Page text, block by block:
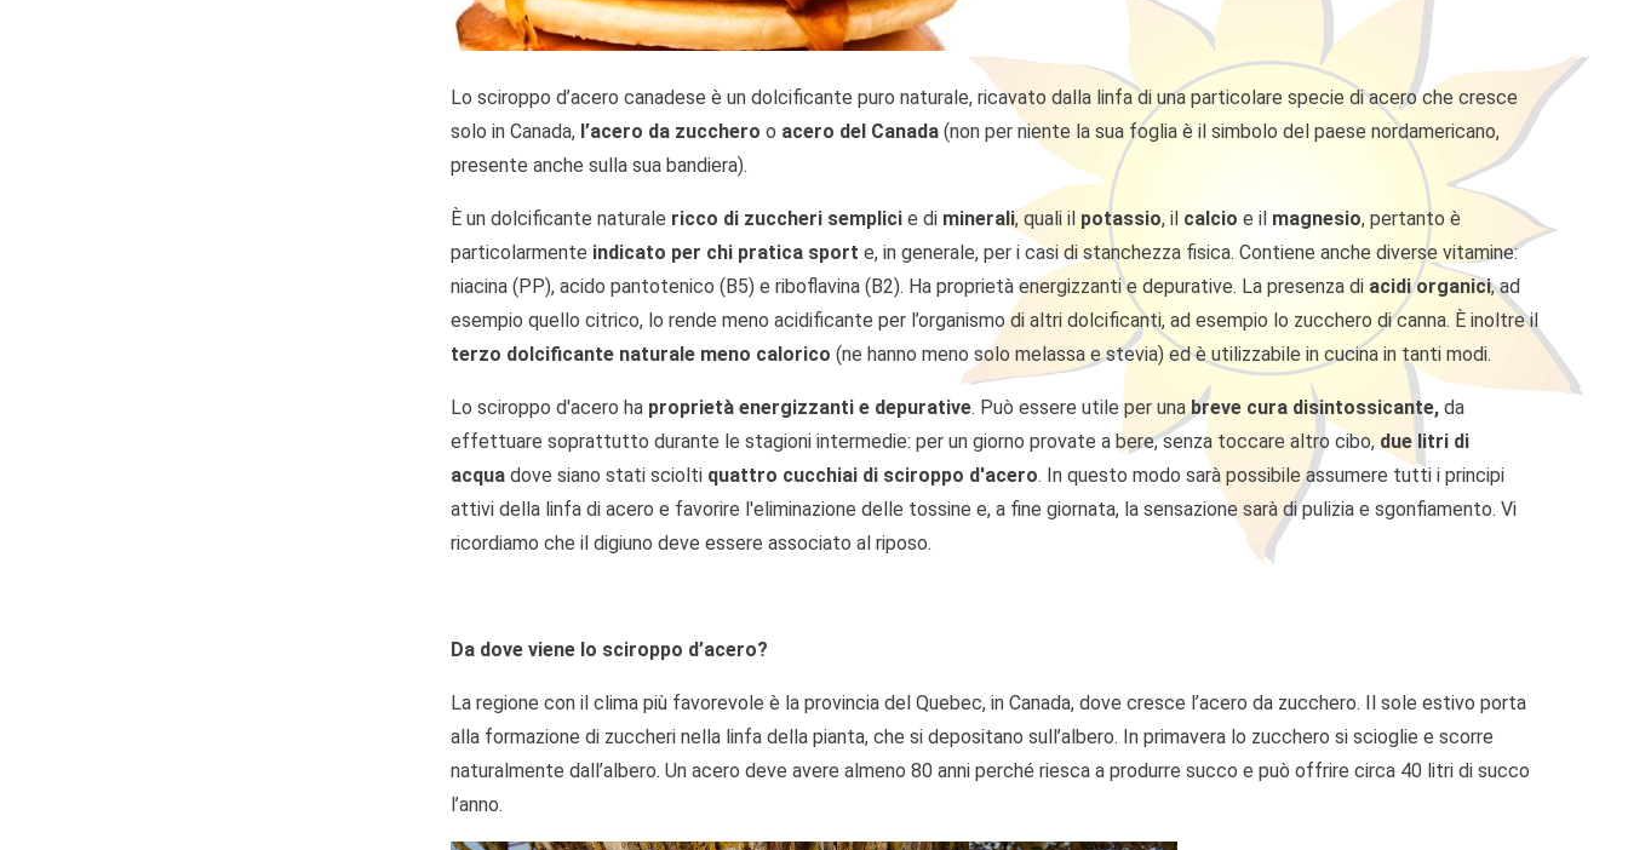
Lo sciroppo d’acero canadese è un dolcificante puro naturale, ricavato dalla linfa di una particolare specie di acero che cresce
solo in Canada, l’acero da zucchero o acero del Canada (non per niente la sua foglia è il simbolo del paese nordamericano,
presente anche sulla sua bandiera).
È un dolcificante naturale ricco di zuccheri semplici e di minerali, quali il potassio, il calcio e il magnesio, pertanto è
particolarmente indicato per chi pratica sport e, in generale, per i casi di stanchezza fisica. Contiene anche diverse vitamine:
niacina (PP), acido pantotenico (B5) e riboflavina (B2). Ha proprietà energizzanti e depurative. La presenza di acidi organici, ad
esempio quello citrico, lo rende meno acidificante per l’organismo di altri dolcificanti, ad esempio lo zucchero di canna. È inoltre il
terzo dolcificante naturale meno calorico (ne hanno meno solo melassa e stevia) ed è utilizzabile in cucina in tanti modi.
Lo sciroppo d'acero ha proprietà energizzanti e depurative. Può essere utile per unabreve cura disintossicante, da
effettuare soprattutto durante le stagioni intermedie: per un giorno provate a bere, senza toccare altro cibo, due litri di
acqua dove siano stati sciolti quattro cucchiai di sciroppo d'acero. In questo modo sarà possibile assumere tutti i principi
attivi della linfa di acero e favorire l'eliminazione delle tossine e, a fine giornata, la sensazione sarà di pulizia e sgonfiamento. Vi
ricordiamo che il digiuno deve essere associato al riposo.
Da dove viene lo sciroppo d’acero?
La regione con il clima più favorevole è la provincia del Quebec, in Canada, dove cresce l’acero da zucchero. Il sole estivo porta
alla formazione di zuccheri nella linfa della pianta, che si depositano sull’albero. In primavera lo zucchero si scioglie e scorre
naturalmente dall’albero. Un acero deve avere almeno 80 anni perché riesca a produrre succo e può offrire circa 40 litri di succo
l’anno.